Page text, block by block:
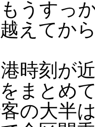
うすっ
えてか
時刻が
まとめ
の大半